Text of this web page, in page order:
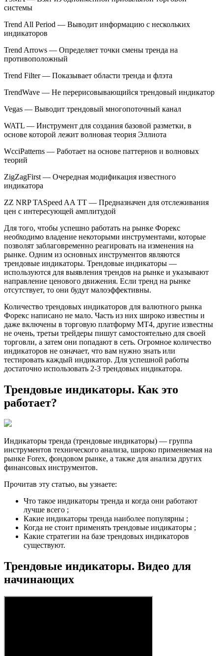
системы
Trend All Period — Выводит информацию с нескольких
индикаторов
Trend Arrows — Определяет точки смены тренда на
противоположный
Trend Filter — Показывает области тренда и флэта
TrendWave — Не перерисовывающийся трендовый индикатор
Vegas — Выводит трендовый многопоточный канал
WATL — Инструмент для создания базовой разметки, в
основе которой лежит волновая теория Эллиота
WcciPatterns — Работает на основе паттернов и волновых
теорий
ZigZagFirst — Очередная модификация известного
индикатора
ZZ NRP TASpeed AA TT — Предназначен для отслеживания
цен с интересующей амплитудой
Для того, чтобы успешно работать на рынке Форекс
необходимо владение некоторыми инструментами, которые
позволят заблаговременно реагировать на изменения на
рынке. Одним из основных инструментов являются
трендовые индикаторы. Трендовые индикаторы —
используются для выявления трендов на рынке и указывают
направление ценового движения. Если тренд на рынке
отсутствует, то они будут малоэффективны.
Количество трендовых индикаторов для валютного рынка
Форекс написано не мало. Часть из них широко известны и
даже включены в торговую платформу МТ4, другие известны
не очень, третьи трейдеры пишут самостоятельно для своей
торговли, а затем они попадают в сеть. Огромное количество
индикаторов не означает, что вам нужно знать или
тестировать каждый индикатор. Для успешной работы
достаточно использовать 2-3 трендовых индикатора.
Трендовые индикаторы. Как это
работает?
Индикаторы тренда (трендовые индикаторы) — группа
инструментов технического анализа, широко применяемая на
рынке Forex, фондовом рынке, а также для анализа других
финансовых инструментов.
Прочитав эту статью, вы узнаете:
Что такое индикаторы тренда и когда они работают
лучше всего ;
Какие индикаторы тренда наиболее популярны ;
Когда не стоит применять трендовые индикаторы ;
Какие стратегии на базе трендовых индикаторов
существуют.
Трендовые индикаторы. Видео для
начинающих